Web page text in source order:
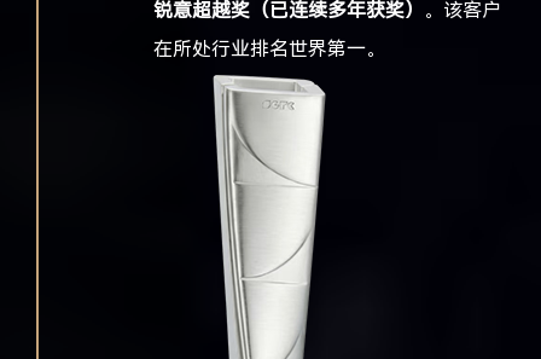
锐意超越奖（已连续多年获奖） 。该客户
在所处行业排名世界第一。